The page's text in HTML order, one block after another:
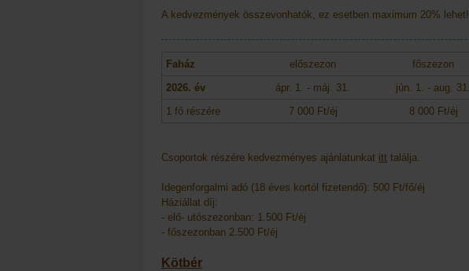
A kedvezmények összevonhatók, ez esetben maximum 20% lehet!
Faház előszezon főszezon
2026. év
ápr. 1. - máj. 31. jún. 1. - aug. 31.
1 fő részére
7 000 Ft/éj 8 000 Ft/éj
Csoportok részére kedvezményes ajánlatunkat itt találja.
Idegenforgalmi adó (18 éves kortól fizetendő): 500 Ft/fő/éj
Háziállat díj:
- elő- utószezonban: 1.500 Ft/éj
- főszezonban 2.500 Ft/éj
Kötbér